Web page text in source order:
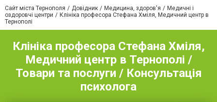
Сайт міста Тернополя Довідник Медицина, здоров'я
Медичні і
оздоровчі центри
Клініка професора Стефана Хміля, Медичний центр в
Тернополі
Клініка професора Стефана Хміля,
Медичний центр в Тернополі /
Товари та послуги / Консультація
психолога